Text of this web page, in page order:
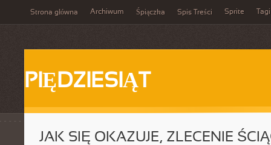
Strona główna Archiwum Śpiączka Spis Treści Sprite Tagi
PIĘDZIESIĄT
JAK SIĘ OKAZUJE, ZLECENIE